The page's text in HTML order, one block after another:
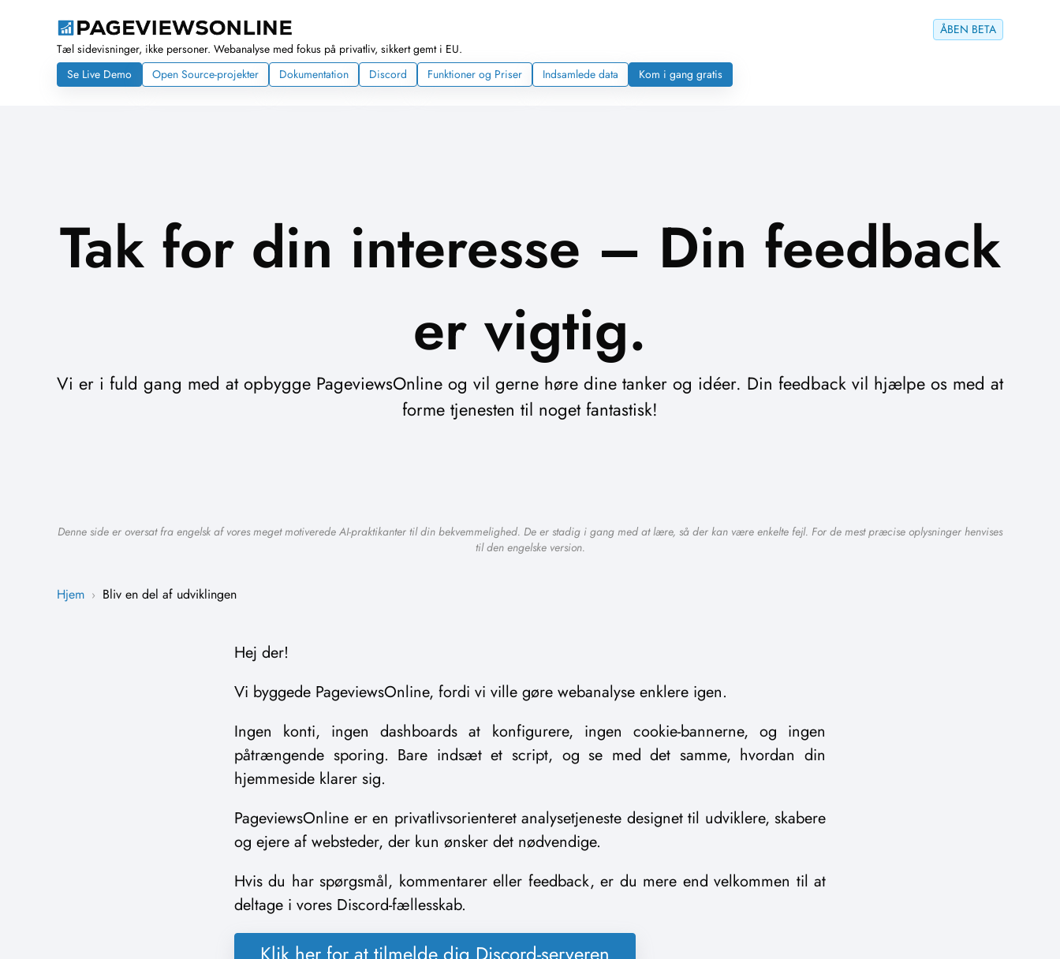
ÅBEN BETA
Tæl sidevisninger, ikke personer. Webanalyse med fokus på privatliv, sikkert gemt i EU.
Se Live Demo
Open Source-projekter Dokumentation Discord Funktioner og Priser Indsamlede data Kom i gang gratis
Tak for din interesse – Din feedback
er vigtig.
Vi er i fuld gang med at opbygge PageviewsOnline og vil gerne høre dine tanker og idéer. Din feedback vil hjælpe os med at
forme tjenesten til noget fantastisk!
Denne side er oversat fra engelsk af vores meget motiverede AI-praktikanter til din bekvemmelighed. De er stadig i gang med at lære, så der kan være enkelte fejl. For de mest præcise oplysninger henvises
til den engelske version.
Hjem › Bliv en del af udviklingen
Hej der!
Vi byggede PageviewsOnline, fordi vi ville gøre webanalyse enklere igen.
Ingen konti, ingen dashboards at konfigurere, ingen cookie-bannerne, og ingen
påtrængende sporing. Bare indsæt et script, og se med det samme, hvordan din
hjemmeside klarer sig.
PageviewsOnline er en privatlivsorienteret analysetjeneste designet til udviklere, skabere
og ejere af websteder, der kun ønsker det nødvendige.
Hvis du har spørgsmål, kommentarer eller feedback, er du mere end velkommen til at
deltage i vores Discord-fællesskab.